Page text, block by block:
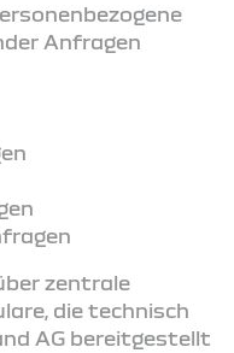
Anfragen
zentrale
die technisch
AG bereitgestellt